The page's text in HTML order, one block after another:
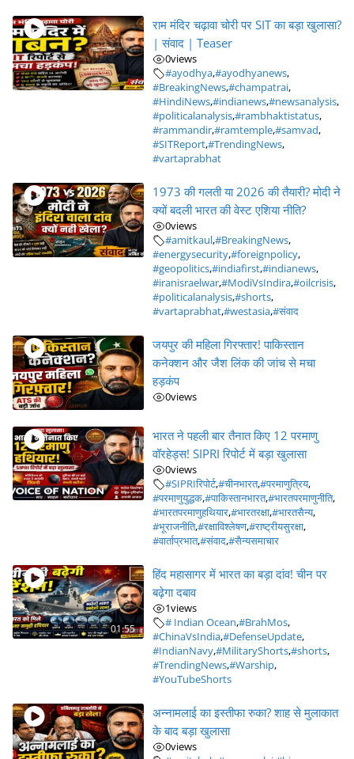
राम मंदिर चढ़ावा चोरी पर SIT का बड़ा खुलासा?
| संवाद | Teaser
0views
#ayodhya,#ayodhyanews,
#BreakingNews,#champatrai,
#HindiNews,#indianews,#newsanalysis,
#politicalanalysis,#rambhaktistatus,
#rammandir,#ramtemple,#samvad,
#SITReport,#TrendingNews,
#vartaprabhat
1973 की गलती या 2026 की तैयारी? मोदी ने
क्यों बदली भारत की वेस्ट एशिया नीति?
0views
#amitkaul,#BreakingNews,
#energysecurity,#foreignpolicy,
#geopolitics,#indiafirst,#indianews,
#iranisraelwar,#ModiVsIndira,#oilcrisis,
#politicalanalysis,#shorts,
#vartaprabhat,#westasia,#संवाद
जयपुर की महिला गिरफ्तार! पाकिस्तान
कनेक्शन और जैश लिंक की जांच से मचा
हड़कंप
0views
भारत ने पहली बार तैनात किए 12 परमाणु
वॉरहेड्स! SIPRI रिपोर्ट में बड़ा खुलासा
0views
#SIPRIरिपोर्ट,#चीनभारत,#परमाणुत्रिय,
#परमाणुयुद्धक,#पाकिस्तानभारत,#भारतपरमाणुनीति,
#भारतपरमाणुहथियार,#भारतरक्षा,#भारतसैन्य,
#भूराजनीति,#रक्षाविश्लेषण,#राष्ट्रीयसुरक्षा,
#वार्ताप्रभात,#संवाद,#सैन्यसमाचार
01:55
हिंद महासागर में भारत का बड़ा दांव! चीन पर
बढ़ेगा दबाव
1views
# Indian Ocean,#BrahMos,
#ChinaVsIndia,#DefenseUpdate,
#IndianNavy,#MilitaryShorts,#shorts,
#TrendingNews,#Warship,
#YouTubeShorts
अन्नामलाई का इस्तीफा रुका? शाह से मुलाकात
के बाद बड़ा खुलासा
0views